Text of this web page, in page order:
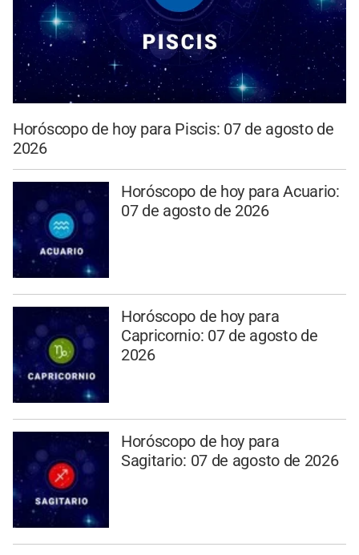
Horóscopo de hoy para Piscis: 07 de agosto de
2026
Horóscopo de hoy para Acuario:
07 de agosto de 2026
Horóscopo de hoy para
Capricornio: 07 de agosto de
2026
Horóscopo de hoy para
Sagitario: 07 de agosto de 2026